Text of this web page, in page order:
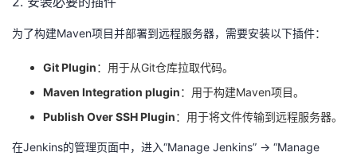
为了构建Maven项目并部署到远程服务器，需要安装以下插件：
Git Plugin：用于从Git仓库拉取代码。
Maven Integration plugin：用于构建Maven项目。
Publish Over SSH Plugin：用于将文件传输到远程服务器。
在Jenkins的管理页面中，进入“Manage Jenkins” -> “Manage